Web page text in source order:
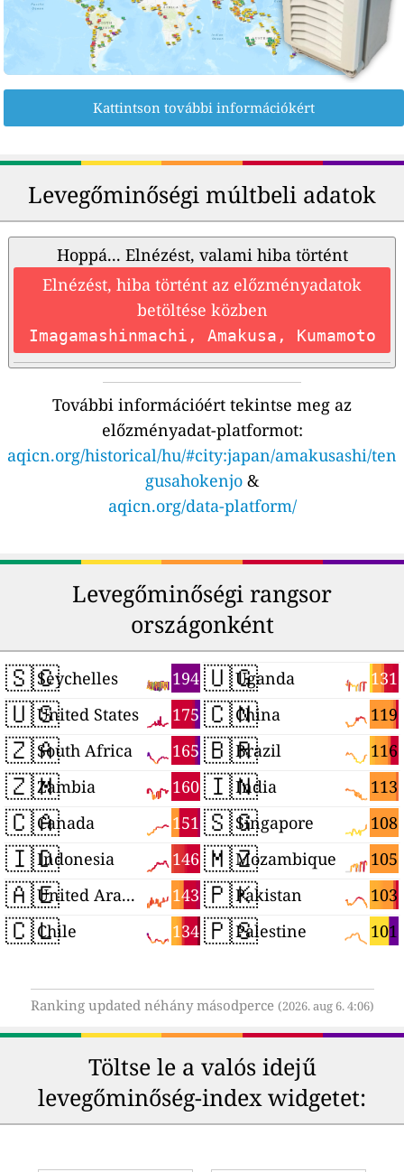
Kattintson további információkért
Levegőminőségi múltbeli adatok
Hoppá... Elnézést, valami hiba történt
Elnézést, hiba történt az előzményadatok
betöltése közben
Imagamashinmachi, Amakusa, Kumamoto
További információért tekintse meg az
előzményadat-platformot:
aqicn.org/historical/hu/#city:japan/amakusashi/ten
gusahokenjo &
aqicn.org/data-platform/
Levegőminőségi rangsor
országonként
🇸🇨 194
Seychelles
🇺🇸 175
United States
🇿🇦 165
South Africa
🇿🇲 160
Zambia
🇨🇦 151
Canada
🇮🇩 146
Indonesia
🇦🇪 143
United Arab Emirates
🇨🇱 134
Chile
🇺🇬 131
Uganda
🇨🇳 119
China
🇧🇷 116
Brazil
🇮🇳 113
India
🇸🇬 108
Singapore
🇲🇿 105
Mozambique
🇵🇰 103
Pakistan
🇵🇸 101
Palestine
Ranking updated néhány másodperce (2026. aug 6. 4:06)
Töltse le a valós idejű
levegőminőség-index widgetet: